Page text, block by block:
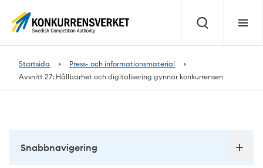
Sök Meny
Startsida
Press- och informationsmaterial
Avsnitt 27: Hållbarhet och digitalisering gynnar konkurrensen
Snabbnavigering